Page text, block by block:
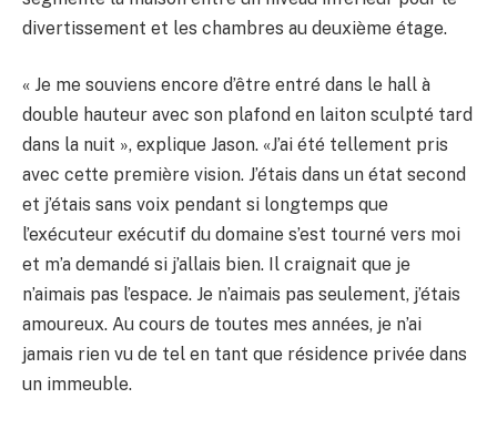
divertissement et les chambres au deuxième étage.
« Je me souviens encore d’être entré dans le hall à
double hauteur avec son plafond en laiton sculpté tard
dans la nuit », explique Jason. «J’ai été tellement pris
avec cette première vision. J’étais dans un état second
et j’étais sans voix pendant si longtemps que
l’exécuteur exécutif du domaine s’est tourné vers moi
et m’a demandé si j’allais bien. Il craignait que je
n’aimais pas l’espace. Je n’aimais pas seulement, j’étais
amoureux. Au cours de toutes mes années, je n’ai
jamais rien vu de tel en tant que résidence privée dans
un immeuble.